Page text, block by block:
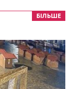
БІЛЬШЕ